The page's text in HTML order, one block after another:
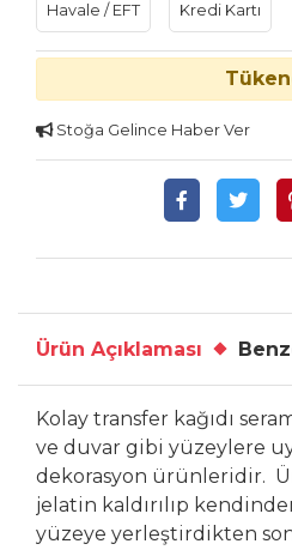
Havale / EFT
Kredi Kartı
Stoğa Gelince Haber Ver
Ürün Açıklaması
Kolay transfer kağıdı
ve duvar gibi yüzeylere
dekorasyon ürünleridir.
jelatin kaldırılıp
yüzeye yerleştirdikten